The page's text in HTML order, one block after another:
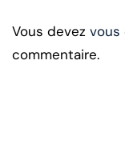
Vous devez vous
commentaire.